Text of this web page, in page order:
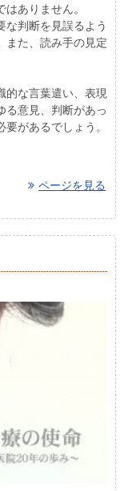
ありません。
な判断を見誤るよう
また、読み手の見定
的な言葉遣い、表現
る意見、判断があっ
があるでしょう。
ページを見る